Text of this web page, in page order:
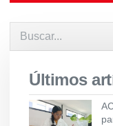
Últimos